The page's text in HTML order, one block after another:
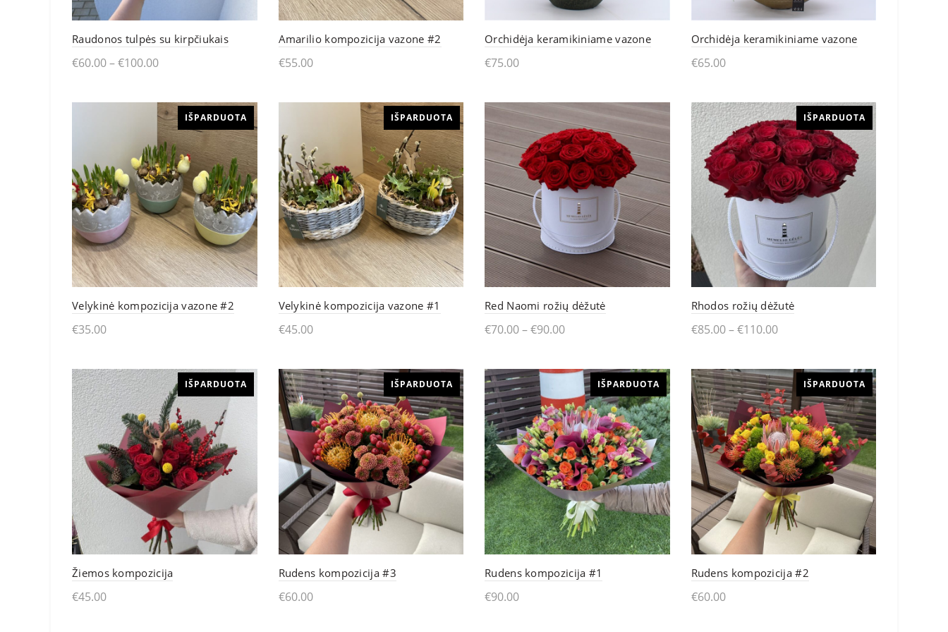
on
the
Raudonos tulpės su kirpčiukais
€60.00–€100.00
product
multiple
variants.
The
options
may
be
chosen
on
page
Amarilio kompozicija vazone #2
€55.00
Orchidėja keramikiniame vazone
€75.00
Orchidėja keramikiniame vazone
€65.00
IŠPARDUOTA
Velykinė kompozicija vazone #2
€35.00
IŠPARDUOTA
Velykinė kompozicija vazone #1
€45.00
Red Naomi rožių dėžutė
€70.00–€90.00
product
has
multiple
variants.
The
options
may
be
chosen
on
IŠPARDUOTA
Rhodos rožių dėžutė
€85.00–€110.00
product
has
multiple
variants.
The
options
may
be
chosen
on
IŠPARDUOTA
Žiemos kompozicija
€45.00
IŠPARDUOTA
Rudens kompozicija #3
€60.00
IŠPARDUOTA
Rudens kompozicija #1
€90.00
IŠPARDUOTA
Rudens kompozicija #2
€60.00